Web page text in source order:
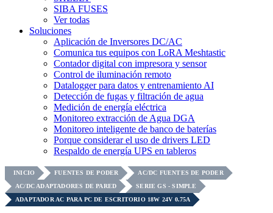
SIBA FUSES
Ver todas
Soluciones
Aplicación de Inversores DC/AC
Comunica tus equipos con LoRA Meshtastic
Contador digital con impresora y sensor
Control de iluminación remoto
Datalogger para datos y entrenamiento AI
Detección de fugas y filtración de agua
Medición de energía eléctrica
Monitoreo extracción de Agua DGA
Monitoreo inteligente de banco de baterías
Porque considerar el uso de drivers LED
Respaldo de energía UPS en tableros
INICIO FUENTES DE PODER
AC/DC FUENTES DE PODER
AC/DC ADAPTADORES DE PARED
SERIE GS - SIMPLE
ADAPTADOR AC PARA PC DE ESCRITORIO 18W 24V 0.75A